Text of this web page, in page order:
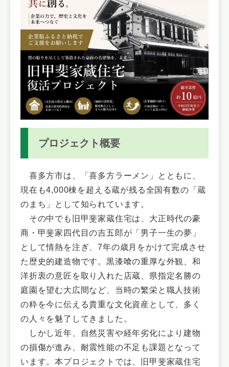
プロジェクト概要
喜多方市は、「喜多方ラーメン」とともに、
現在も4,000棟を超える蔵が残る全国有数の「蔵
のまち」として知られています。
その中でも旧甲斐家蔵住宅は、大正時代の豪
商・甲斐家四代目の吉五郎が「男子一生の夢」
として情熱を注ぎ、7年の歳月をかけて完成させ
た歴史的建造物です。黒漆喰の重厚な外観、和
洋折衷の意匠を取り入れた店蔵、県指定名勝の
庭園を望む大広間など、当時の繁栄と職人技術
の粋を今に伝える貴重な文化資産として、多く
の人々を魅了してきました。
しかし近年、自然災害や経年劣化により建物
の損傷が進み、耐震性能の不足も課題となって
います。本プロジェクトでは、旧甲斐家蔵住宅